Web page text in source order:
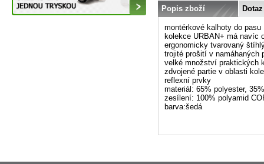
Popis zboží
montérkové kalhoty do
kolekce URBAN+ má navíc
ergonomicky tvarovaný
trojité prošití v namáhaných
velké množství praktických
zdvojené partie v oblasti
reflexní prvky
materiál: 65% polyester,
zesílení: 100% polyamid
barva:šedá